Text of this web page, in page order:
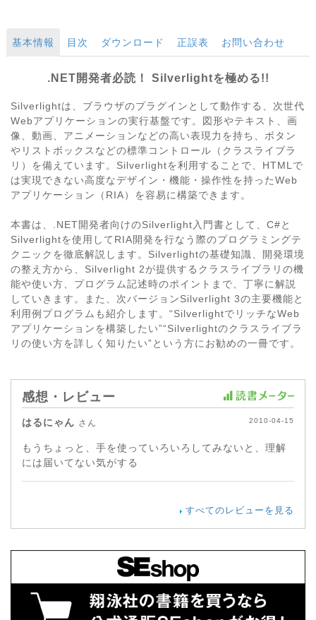
基本情報 目次 ダウンロード 正誤表 お問い合わせ
.NET開発者必読！ Silverlightを極める!!
Silverlightは、ブラウザのプラグインとして動作する、次世代
Webアプリケーションの実行基盤です。図形やテキスト、画
像、動画、アニメーションなどの高い表現力を持ち、ボタン
やリストボックスなどの標準コントロール（クラスライブラ
リ）を備えています。Silverlightを利用することで、HTMLで
は実現できない高度なデザイン・機能・操作性を持ったWeb
アプリケーション（RIA）を容易に構築できます。
本書は、.NET開発者向けのSilverlight入門書として、C#と
Silverlightを使用してRIA開発を行なう際のプログラミングテ
クニックを徹底解説します。Silverlightの基礎知識、開発環境
の整え方から、Silverlight 2が提供するクラスライブラリの機
能や使い方、プログラム記述時のポイントまで、丁寧に解説
していきます。また、次バージョンSilverlight 3の主要機能と
利用例プログラムも紹介します。“SilverlightでリッチなWeb
アプリケーションを構築したい”“Silverlightのクラスライブラ
リの使い方を詳しく知りたい”という方にお勧めの一冊です。
感想・レビュー
はるにゃん さん 2010-04-15
もうちょっと、手を使っていろいろしてみないと、理解
には届いてない気がする
すべてのレビューを見る